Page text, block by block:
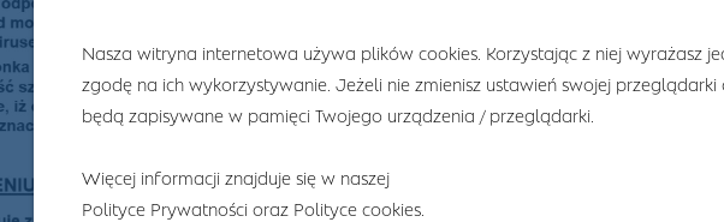
Nasza witryna internetowa używa plików cookies. Korzystając z niej wyrażasz
zgodę na ich wykorzystywanie. Jeżeli nie zmienisz ustawień swojej przeglądarki
będą zapisywane w pamięci Twojego urządzenia / przeglądarki.
Więcej informacji znajduje się w naszej
Polityce Prywatności oraz Polityce cookies